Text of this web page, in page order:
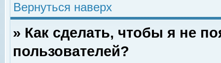
Вернуться наверх
» Как сделать, чтобы я не
пользователей?